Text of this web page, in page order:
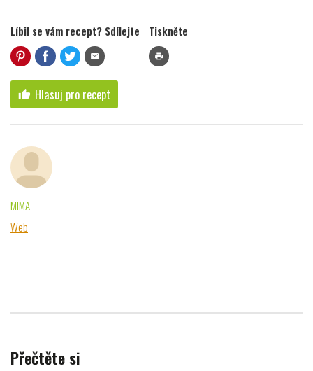
Líbil se vám recept? Sdílejte
mail
Tiskněte
print
thumb_up Hlasuj pro recept
MIMA
Web
Přečtěte si